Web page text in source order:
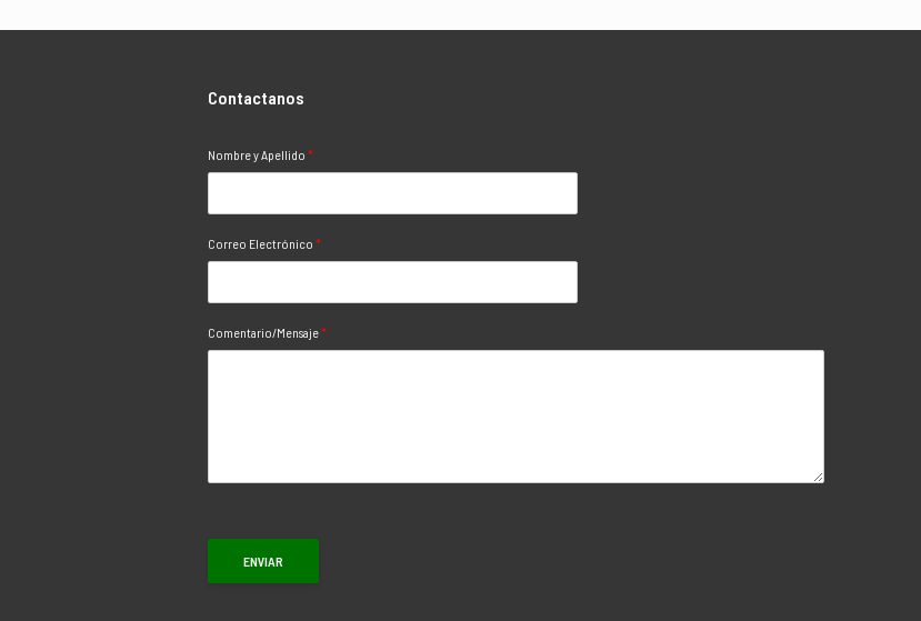
Contactanos
Nombre y Apellido *
Correo Electrónico *
Comentario/Mensaje*
ENVIAR